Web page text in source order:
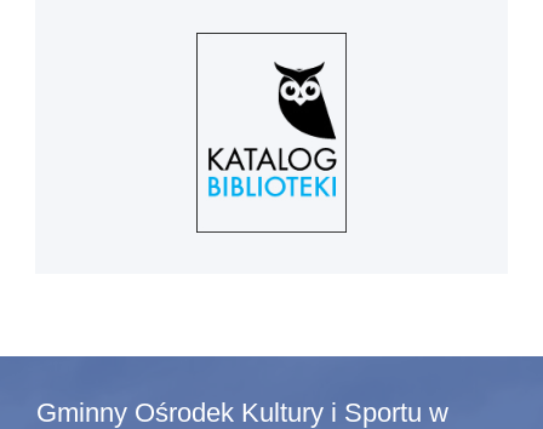
Gminny Ośrodek Kultury i Sportu w